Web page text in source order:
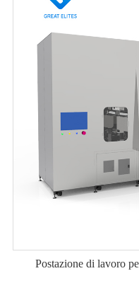
Postazione di lavoro